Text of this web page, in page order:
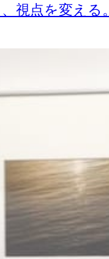
視点を変える。